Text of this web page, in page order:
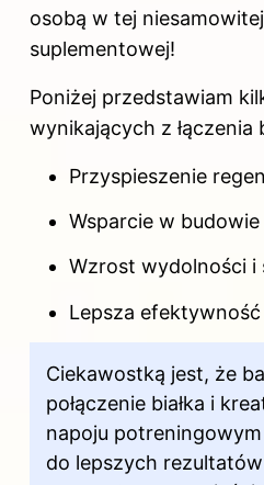
osobą w tej
suplementowej!
Poniżej przedstawiam
wynikających z łączenia
Przyspieszenie
Wsparcie w
Wzrost wydolności i
Lepsza
Ciekawostką jest, że
połączenie białka i
napoju
do lepszych